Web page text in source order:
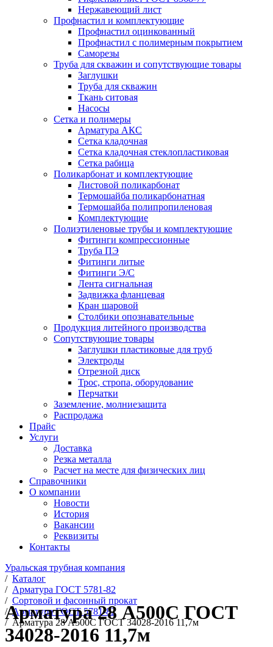
Нержавеющий лист
Профнастил и комплектующие
Профнастил оцинкованный
Профнастил с полимерным покрытием
Саморезы
Труба для скважин и сопутствующие товары
Заглушки
Труба для скважин
Ткань ситовая
Насосы
Сетка и полимеры
Арматура АКС
Сетка кладочная
Сетка кладочная стеклопластиковая
Сетка рабица
Поликарбонат и комплектующие
Листовой поликарбонат
Термошайба поликарбонатная
Термошайба полипропиленовая
Комплектующие
Полиэтиленовые трубы и комплектующие
Фитинги компрессионные
Труба ПЭ
Фитинги литые
Фитинги Э/С
Лента сигнальная
Задвижка фланцевая
Кран шаровой
Столбики опознавательные
Продукция литейного производства
Сопутствующие товары
Заглушки пластиковые для труб
Электроды
Отрезной диск
Трос, стропа, оборудование
Перчатки
Заземление, молниезащита
Распродажа
Прайс
Услуги
Доставка
Резка металла
Расчет на месте для физических лиц
Справочники
О компании
Новости
История
Вакансии
Реквизиты
Контакты
Уральская трубная компания
/ Каталог
/ Арматура ГОСТ 5781-82
/ Сортовой и фасонный прокат
/ Арматура ГОСТ 5781-82
/ Арматура 28 А500С ГОСТ 34028-2016 11,7м
Арматура 28 А500С ГОСТ
34028-2016 11,7м